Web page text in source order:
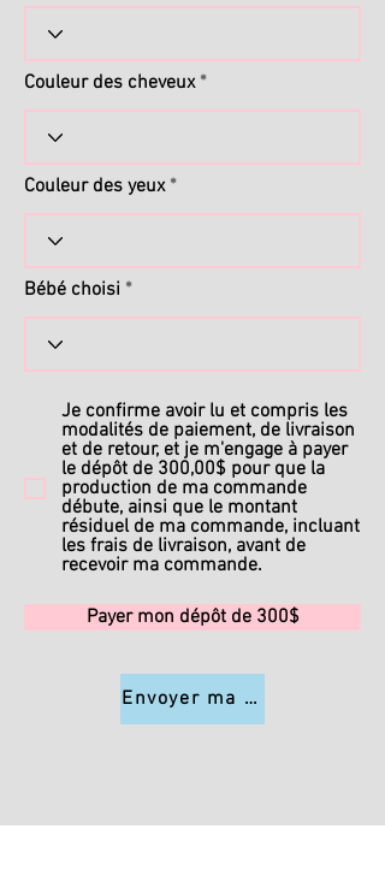
Couleur des cheveux
Couleur des yeux
Bébé choisi
Je confirme avoir lu et compris les
modalités de paiement, de livraison
et de retour, et je m'engage à payer
le dépôt de 300,00$ pour que la
production de ma commande
débute, ainsi que le montant
résiduel de ma commande, incluant
les frais de livraison, avant de
recevoir ma commande.
Payer mon dépôt de 300$
Envoyer ma commande